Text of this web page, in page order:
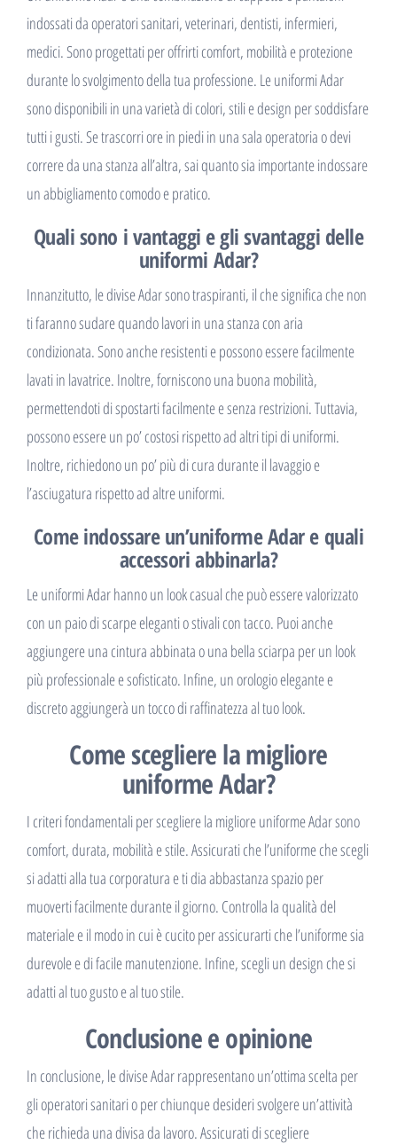
indossati da operatori sanitari, veterinari, dentisti, infermieri,
medici. Sono progettati per offrirti comfort, mobilità e protezione
durante lo svolgimento della tua professione. Le uniformi Adar
sono disponibili in una varietà di colori, stili e design per soddisfare
tutti i gusti. Se trascorri ore in piedi in una sala operatoria o devi
correre da una stanza all’altra, sai quanto sia importante indossare
un abbigliamento comodo e pratico.
Quali sono i vantaggi e gli svantaggi delle
uniformi Adar?
Innanzitutto, le divise Adar sono traspiranti, il che significa che non
ti faranno sudare quando lavori in una stanza con aria
condizionata. Sono anche resistenti e possono essere facilmente
lavati in lavatrice. Inoltre, forniscono una buona mobilità,
permettendoti di spostarti facilmente e senza restrizioni. Tuttavia,
possono essere un po’ costosi rispetto ad altri tipi di uniformi.
Inoltre, richiedono un po’ più di cura durante il lavaggio e
l’asciugatura rispetto ad altre uniformi.
Come indossare un’uniforme Adar e quali
accessori abbinarla?
Le uniformi Adar hanno un look casual che può essere valorizzato
con un paio di scarpe eleganti o stivali con tacco. Puoi anche
aggiungere una cintura abbinata o una bella sciarpa per un look
più professionale e sofisticato. Infine, un orologio elegante e
discreto aggiungerà un tocco di raffinatezza al tuo look.
Come scegliere la migliore
uniforme Adar?
I criteri fondamentali per scegliere la migliore uniforme Adar sono
comfort, durata, mobilità e stile. Assicurati che l’uniforme che scegli
si adatti alla tua corporatura e ti dia abbastanza spazio per
muoverti facilmente durante il giorno. Controlla la qualità del
materiale e il modo in cui è cucito per assicurarti che l’uniforme sia
durevole e di facile manutenzione. Infine, scegli un design che si
adatti al tuo gusto e al tuo stile.
Conclusione e opinione
In conclusione, le divise Adar rappresentano un’ottima scelta per
gli operatori sanitari o per chiunque desideri svolgere un’attività
che richieda una divisa da lavoro. Assicurati di scegliere